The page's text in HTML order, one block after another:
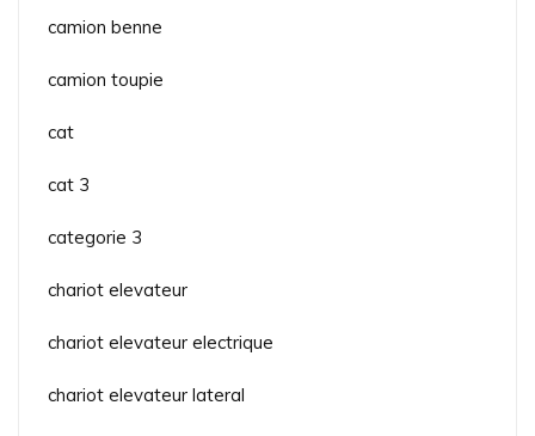
camion benne
camion toupie
cat
cat 3
categorie 3
chariot elevateur
chariot elevateur electrique
chariot elevateur lateral